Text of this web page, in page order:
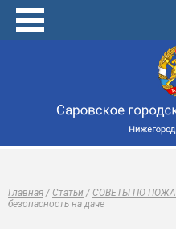
Товары
Виртуальный музей
Главная / Статьи / СОВЕТЫ ПО
безопасность на даче